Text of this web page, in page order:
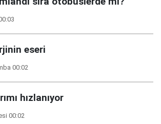
eseri
00:02
hızlanıyor
00:02